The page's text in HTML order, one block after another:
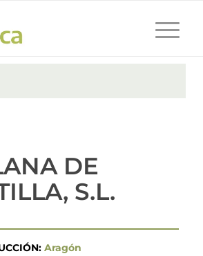
DE
S.L.
Aragón